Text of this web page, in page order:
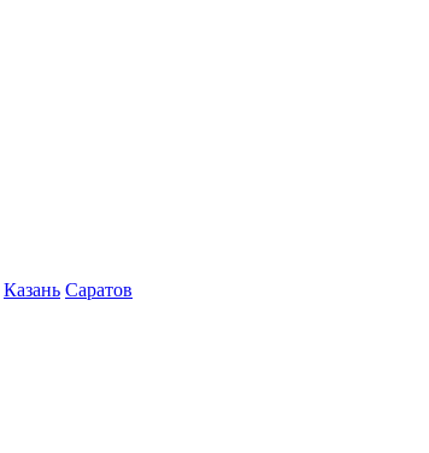
Казань Саратов